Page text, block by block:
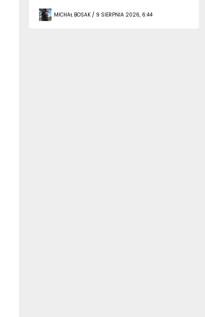
MICHAŁ BOSAK / 9 SIERPNIA 2026, 6:44